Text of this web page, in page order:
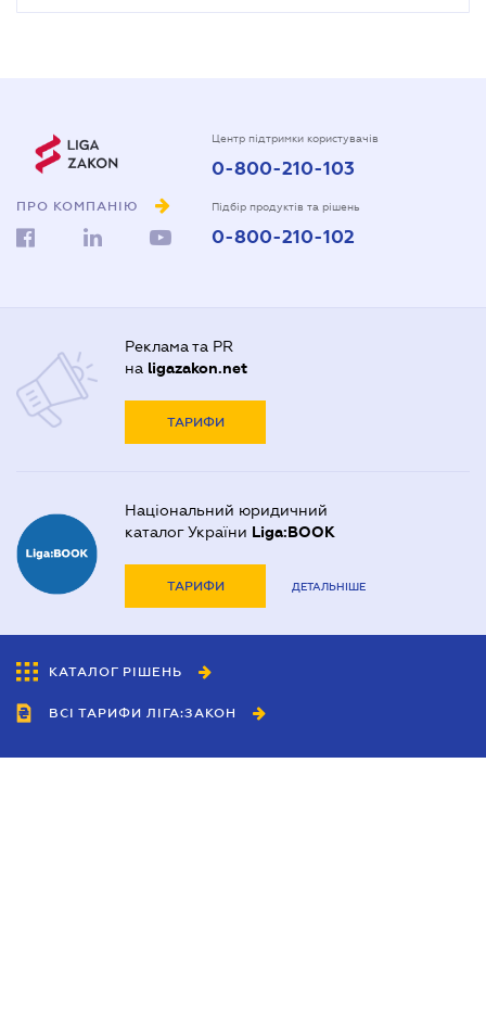
ПРО КОМПАНІЮ
Центр підтримки користувачів
0-800-210-103
Підбір продуктів та рішень
0-800-210-102
Реклама та PR
на ligazakon.net
ТАРИФИ
Національний юридичний
каталог України Liga:BOOK
ТАРИФИ ДЕТАЛЬНІШЕ
КАТАЛОГ РІШЕНЬ
ВСІ ТАРИФИ ЛІГА:ЗАКОН